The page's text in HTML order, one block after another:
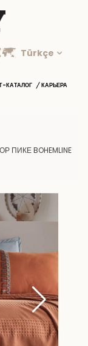
Türkçe
КАТАЛОГ
КАРЬЕРА
ПИКЕ BOHEMLINE